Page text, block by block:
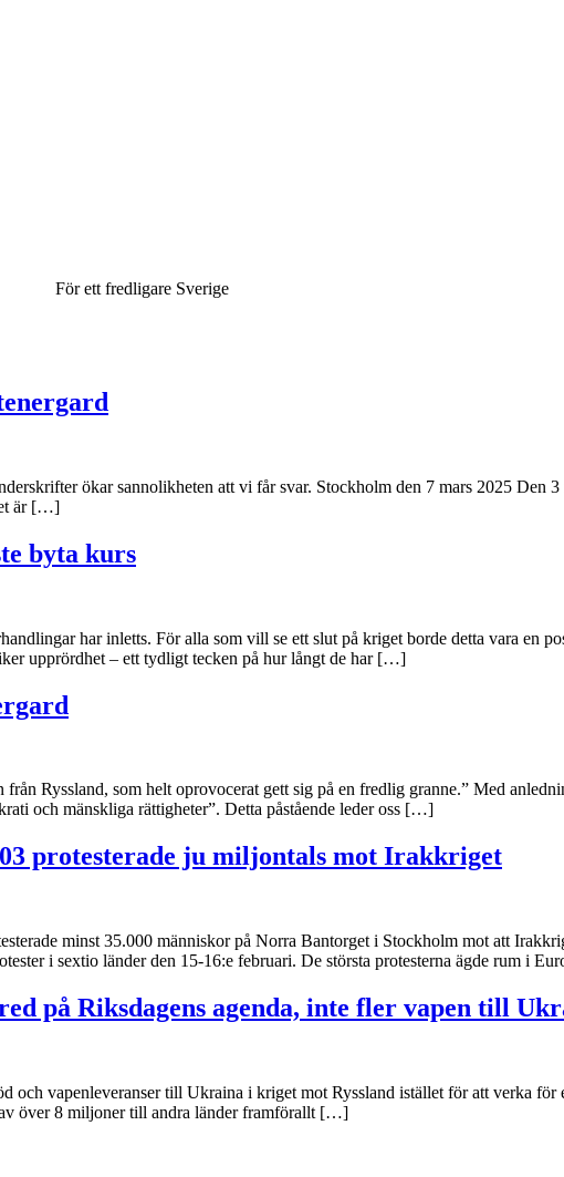
För ett fredligare Sverige
ökar sannolikheten att vi får svar. Stockholm den 7 mars 2025 Den
är […]
byta kurs
har inletts. För alla som vill se ett slut på kriget borde detta vara en
upprördhet – ett tydligt tecken på hur långt de har […]
Ryssland, som helt oprovocerat gett sig på en fredlig granne.” Med
och mänskliga rättigheter”. Detta påstående leder oss […]
protesterade ju miljontals mot Irakkriget
minst 35.000 människor på Norra Bantorget i Stockholm mot att
i sextio länder den 15-16:e februari. De största protesterna ägde rum i
på Riksdagens agenda, inte fler vapen till
och vapenleveranser till Ukraina i kriget mot Ryssland istället för att verka
över 8 miljoner till andra länder framförallt […]